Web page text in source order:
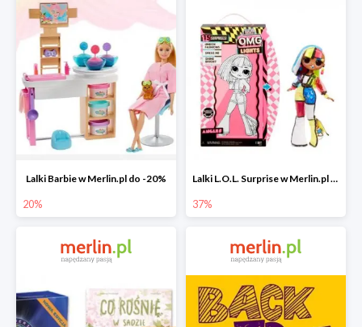
Lalki Barbie w Merlin.pl do -20%
20%
Lalki L.O.L. Surprise w Merlin.pl do -37%
37%